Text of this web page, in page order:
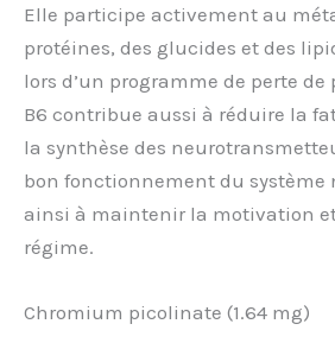
Elle participe activement au
protéines, des glucides et des
lors d’un programme de perte
B6 contribue aussi à réduire la
la synthèse des
bon fonctionnement du système
ainsi à maintenir la motivation et
régime.
Chromium picolinate (1.64 mg)